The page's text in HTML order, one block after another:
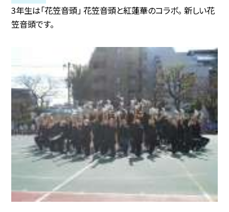
3年生は「花笠音頭」 花笠音頭と紅蓮華のコラボ。 新しい花
笠音頭です。